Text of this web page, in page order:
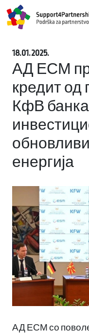
18.01.2025.
АД ЕСМ
кредит од
КфВ
енергија
АД ЕСМ со